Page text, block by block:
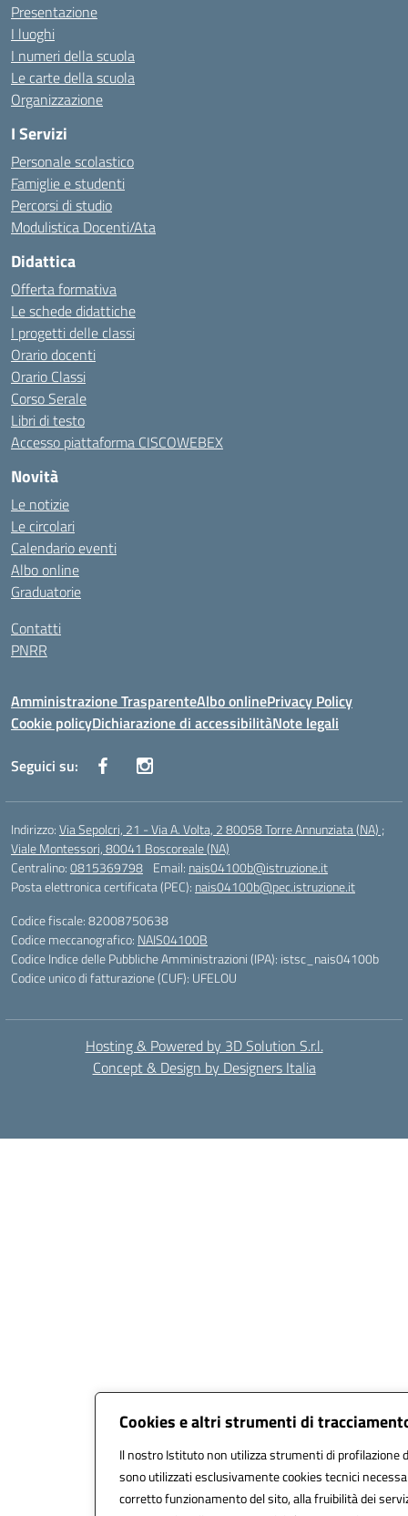
Cookies e altri strumenti di
Il nostro Istituto non utilizza strumenti di profilazione
sono utilizzati esclusivamente cookies tecnici
corretto funzionamento del sito, alla fruibilità dei
Presentazione
I luoghi
I numeri della scuola
Le carte della scuola
Organizzazione
I Servizi
Personale scolastico
Famiglie e studenti
Percorsi di studio
Modulistica Docenti/Ata
Didattica
Offerta formativa
Le schede didattiche
I progetti delle classi
Orario docenti
Orario Classi
Corso Serale
Libri di testo
Accesso piattaforma CISCOWEBEX
Novità
Le notizie
Le circolari
Calendario eventi
Albo online
Graduatorie
Contatti
PNRR
Amministrazione TrasparenteAlbo onlinePrivacy Policy
Cookie policyDichiarazione di accessibilitàNote legali
Seguici su:
Indirizzo:Via Sepolcri, 21 - Via A. Volta, 2 80058 Torre Annunziata (NA) ;
Viale Montessori, 80041 Boscoreale (NA)
Centralino:0815369798 Email: nais04100b@istruzione.it
Posta elettronica certificata (PEC): nais04100b@pec.istruzione.it
Codice fiscale: 82008750638
Codice meccanografico: NAIS04100B
Codice Indice delle Pubbliche Amministrazioni (IPA): istsc_nais04100b
Codice unico di fatturazione (CUF): UFELOU
Hosting & Powered by 3D Solution S.r.l.
Concept & Design by Designers Italia